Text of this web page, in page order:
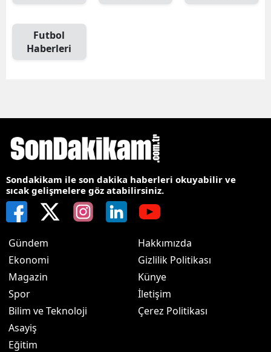
Futbol
Haberleri
Sondakikam ile son dakika haberleri okuyabilir ve
sıcak gelişmelere göz atabilirsiniz.
Gündem
Ekonomi
Magazin
Spor
Bilim ve Teknoloji
Asayiş
Eğitim
Hakkımızda
Gizlilik Politikası
Künye
İletişim
Çerez Politikası